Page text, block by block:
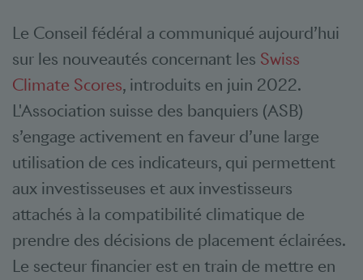
Le Conseil fédéral a communiqué aujourd’hui
sur les nouveautés concernant les Swiss
Climate Scores, introduits en juin 2022.
L'Association suisse des banquiers (ASB)
s’engage activement en faveur d’une large
utilisation de ces indicateurs, qui permettent
aux investisseuses et aux investisseurs
attachés à la compatibilité climatique de
prendre des décisions de placement éclairées.
Le secteur financier est en train de mettre en